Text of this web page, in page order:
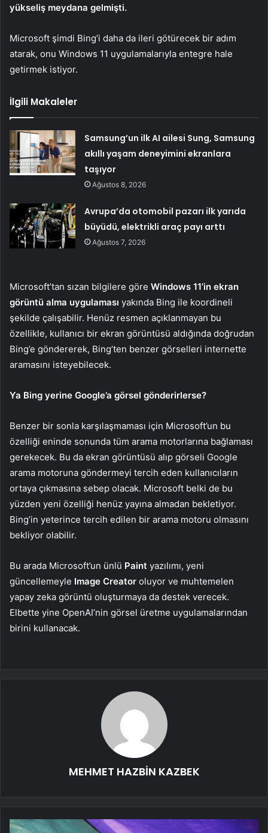
yükseliş meydana gelmişti.
Microsoft şimdi Bing’i daha da ileri götürecek bir adım
atarak, onu Windows 11 uygulamalarıyla entegre hale
getirmek istiyor.
İlgili Makaleler
Samsung’un ilk AI ailesi Sung, Samsung
akıllı yaşam deneyimini ekranlara
taşıyor
Ağustos 8, 2026
Avrupa’da otomobil pazarı ilk yarıda
büyüdü, elektrikli araç payı arttı
Ağustos 7, 2026
Microsoft’tan sızan bilgilere göre Windows 11’in ekran
görüntü alma uygulaması yakında Bing ile koordineli
şekilde çalışabilir. Henüz resmen açıklanmayan bu
özellikle, kullanıcı bir ekran görüntüsü aldığında doğrudan
Bing’e göndererek, Bing’ten benzer görselleri internette
aramasını isteyebilecek.
Ya Bing yerine Google’a görsel gönderirlerse?
Benzer bir sonla karşılaşmaması için Microsoft’un bu
özelliği eninde sonunda tüm arama motorlarına bağlaması
gerekecek. Bu da ekran görüntüsü alıp görseli Google
arama motoruna göndermeyi tercih eden kullanıcıların
ortaya çıkmasına sebep olacak. Microsoft belki de bu
yüzden yeni özelliği henüz yayına almadan bekletiyor.
Bing’in yeterince tercih edilen bir arama motoru olmasını
bekliyor olabilir.
Bu arada Microsoft’un ünlü Paint yazılımı, yeni
güncellemeyle Image Creator oluyor ve muhtemelen
yapay zeka görüntü oluşturmaya da destek verecek.
Elbette yine OpenAI’nin görsel üretme uygulamalarından
birini kullanacak.
MEHMET HAZBİN KAZBEK